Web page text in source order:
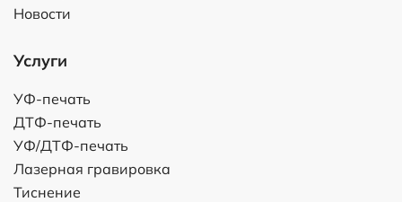
Новости
Услуги
УФ-печать
ДТФ-печать
УФ/ДТФ-печать
Лазерная гравировка
Тиснение